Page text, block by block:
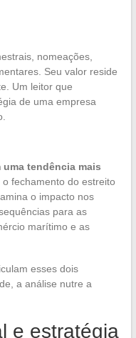
nomeações,
Seu valor reside
Um leitor que
de uma empresa
tendência mais
fechamento do estreito
o impacto nos
para as
marítimo e as
esses dois
a análise nutre a
e estratégia